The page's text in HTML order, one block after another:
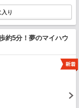
約5分！夢のマイハウ